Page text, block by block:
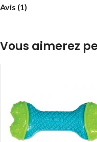
Avis (1)
Vous aimerez